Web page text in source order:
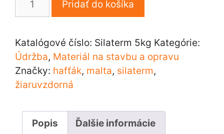
Silaterm
Pridať do košíka
Katalógové číslo: Silaterm 5kg Kategórie:
Údržba, Materiál na stavbu a opravu
Značky: hafťák, malta, silaterm,
žiaruvzdorná
Popis Ďalšie informácie